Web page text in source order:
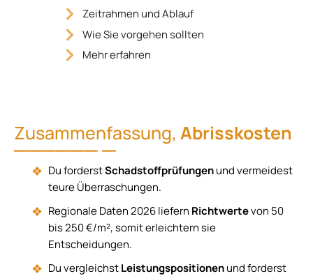
Zeitrahmen und Ablauf
Wie Sie vorgehen sollten
Mehr erfahren
Zusammenfassung, Abrisskosten
Du forderstSchadstoffprüfungenund vermeidest
teure Überraschungen.
Regionale Daten 2026 liefern Richtwertevon 50
bis 250 €/m², somit erleichtern sie
Entscheidungen.
Du vergleichstLeistungspositionenund forderst